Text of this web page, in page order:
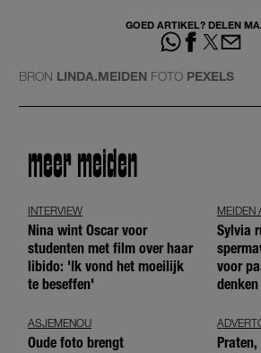
GOED ARTIKEL? DELEN
BRON LINDA.MEIDEN FOTO PEXELS
meer meiden
INTERVIEW
Nina wint Oscar voor
studenten met film over haar
libido: 'Ik vond het moeilijk
te beseffen'
MEIDEN
Sylvia
voor
ASJEMENOU
Oude foto brengt